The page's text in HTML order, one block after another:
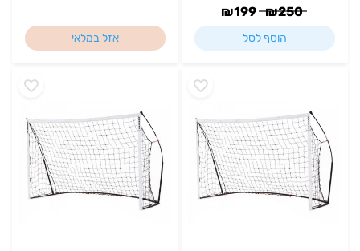
₪250
₪199
הוסף לסל אזל במלאי